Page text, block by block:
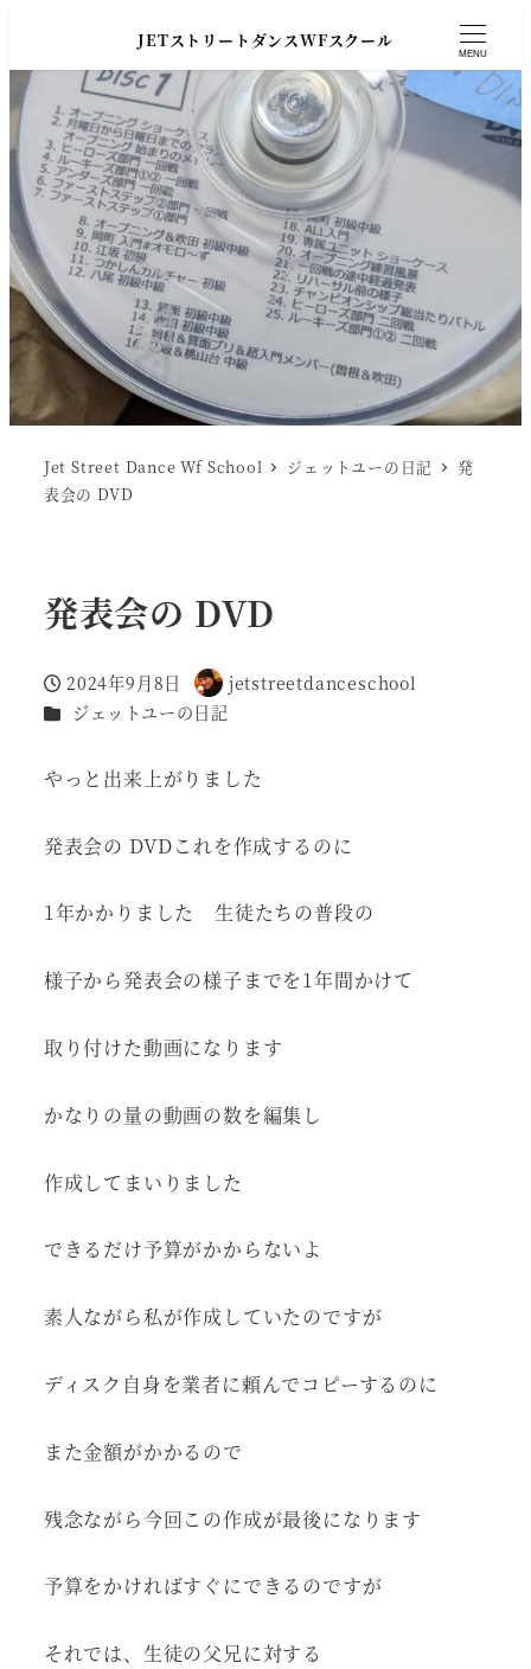
JETストリートダンスWFスクール
MENU
Jet Street Dance Wf School ジェットユーの日記
発
表会の DVD
発表会の DVD
投稿日
2024年9月8日
著
者
jetstreetdanceschool
カテゴリー
ジェットユーの日記
やっと出来上がりました
発表会の DVDこれを作成するのに
1年かかりました 生徒たちの普段の
様子から発表会の様子までを1年間かけて
取り付けた動画になります
かなりの量の動画の数を編集し
作成してまいりました
できるだけ予算がかからないよ
素人ながら私が作成していたのですが
ディスク自身を業者に頼んでコピーするのに
また金額がかかるので
残念ながら今回この作成が最後になります
予算をかければすぐにできるのですが
それでは、生徒の父兄に対する